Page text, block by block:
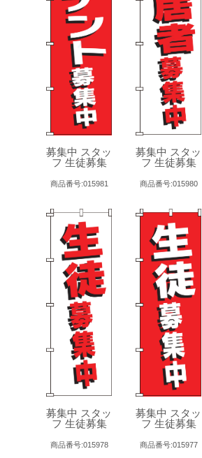
募集中 スタッ
フ 生徒募集
商品番号:015981
募集中 スタッ
フ 生徒募集
商品番号:015980
募集中 スタッ
フ 生徒募集
商品番号:015978
募集中 スタッ
フ 生徒募集
商品番号:015977